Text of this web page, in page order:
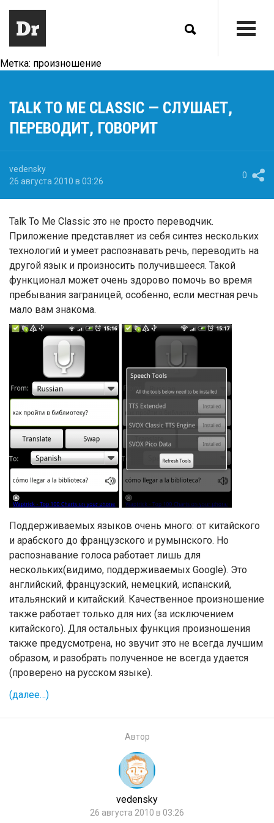
Метка: произношение
TALK TO ME CLASSIC — СЛУШАЕТ,
ПЕРЕВОДИТ, ГОВОРИТ
vedensky
26 августа 2010 в 03:26
0
Talk To Me Classic это не просто переводчик.
Приложение представляет из себя синтез нескольких
технологий и умеет распознавать речь, переводить на
другой язык и произносить получившееся. Такой
функционал может очень здорово помочь во время
пребывания заграницей, особенно, если местная речь
мало вам знакома.
Поддерживаемых языков очень много: от китайского
и арабского до французского и румынского. Но
распознавание голоса работает лишь для
нескольких(видимо, поддерживаемых Google). Это
английский, французский, немецкий, испанский,
итальянский и китайский. Качественное произношение
также работает только для них (за исключением
китайского). Для остальных функция произношения
также предусмотрена, но звучит это не всегда лучшим
образом, и разобрать полученное не всегда удается
(проверено на русском языке).
(далее…)
Автор
vedensky
26 августа 2010 в 03:26